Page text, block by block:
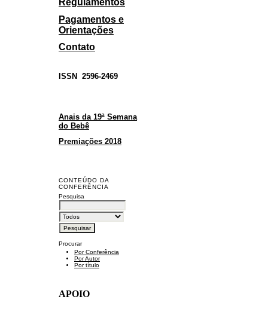
Regulamentos
Pagamentos e
Orientações
Contato
ISSN 2596-2469
Anais da 19ª Semana
do Bebê
Premiações 2018
CONTEÚDO DA
CONFERÊNCIA
Pesquisa
Procurar
Por Conferência
Por Autor
Por título
APOIO